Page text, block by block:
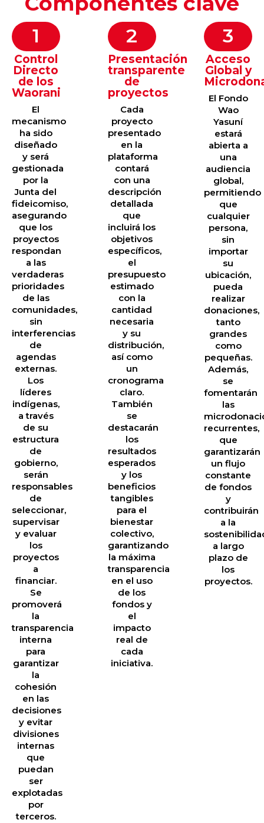
1
Control
Directo
de los
Waorani
El
mecanismo
ha sido
diseñado
y será
gestionada
por la
Junta del
fideicomiso,
asegurando
que los
proyectos
respondan
a las
verdaderas
prioridades
de las
comunidades,
sin
interferencias
de
agendas
externas.
Los
líderes
indígenas,
a través
de su
estructura
de
gobierno,
serán
responsables
de
seleccionar,
supervisar
y evaluar
los
proyectos
a
financiar.
Se
promoverá
la
transparencia
interna
para
garantizar
la
cohesión
en las
decisiones
y evitar
divisiones
internas
que
puedan
ser
explotadas
por
terceros.
2
Presentación
transparente
de
proyectos
Cada
proyecto
presentado
en la
plataforma
contará
con una
descripción
detallada
que
incluirá los
objetivos
específicos,
el
presupuesto
estimado
con la
cantidad
necesaria
y su
distribución,
así como
un
cronograma
claro.
También
se
destacarán
los
resultados
esperados
y los
beneficios
tangibles
para el
bienestar
colectivo,
garantizando
la máxima
transparencia
en el uso
de los
fondos y
el
impacto
real de
cada
iniciativa.
3
Acceso
Global y
El Fondo
Wao
Yasuní
estará
abierta a
una
audiencia
global,
permitiendo
que
cualquier
persona,
sin
importar
su
ubicación,
pueda
realizar
donaciones,
tanto
grandes
como
pequeñas.
Además,
se
fomentarán
las
recurrentes,
que
garantizarán
un flujo
constante
de fondos
y
contribuirán
a la
a largo
plazo de
los
proyectos.